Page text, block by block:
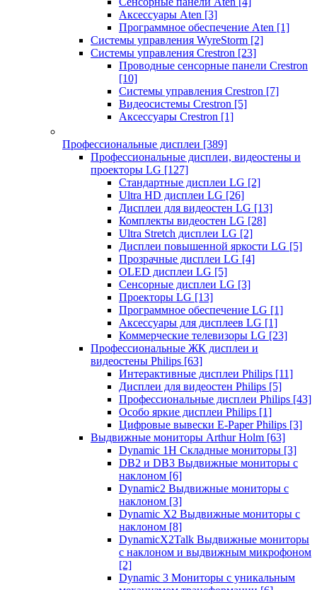
Аксессуары Aten [3]
Программное обеспечение Aten [1]
Системы управления WyreStorm [2]
Системы управления Crestron [23]
Проводные сенсорные панели Crestron
[10]
Системы управления Crestron [7]
Видеосистемы Crestron [5]
Аксессуары Crestron [1]
Профессиональные дисплеи [389]
Профессиональные дисплеи, видеостены и
проекторы LG [127]
Стандартные дисплеи LG [2]
Ultra HD дисплеи LG [26]
Дисплеи для видеостен LG [13]
Комплекты видеостен LG [28]
Ultra Stretch дисплеи LG [2]
Дисплеи повышенной яркости LG [5]
Прозрачные дисплеи LG [4]
OLED дисплеи LG [5]
Сенсорные дисплеи LG [3]
Проекторы LG [13]
Программное обеспечение LG [1]
Аксессуары для дисплеев LG [1]
Коммерческие телевизоры LG [23]
Профессиональные ЖК дисплеи и
видеостены Philips [63]
Интерактивные дисплеи Philips [11]
Дисплеи для видеостен Philips [5]
Профессиональные дисплеи Philips [43]
Особо яркие дисплеи Philips [1]
Цифровые вывески E-Paper Philips [3]
Выдвижные мониторы Arthur Holm [63]
Dynamic 1Н Складные мониторы [3]
DB2 и DB3 Выдвижные мониторы с
наклоном [6]
Dynamic2 Выдвижные мониторы с
наклоном [3]
Dynamic X2 Выдвижные мониторы с
наклоном [8]
DynamicX2Talk Выдвижные мониторы
с наклоном и выдвижным микрофоном
[2]
Dynamic 3 Мониторы с уникальным